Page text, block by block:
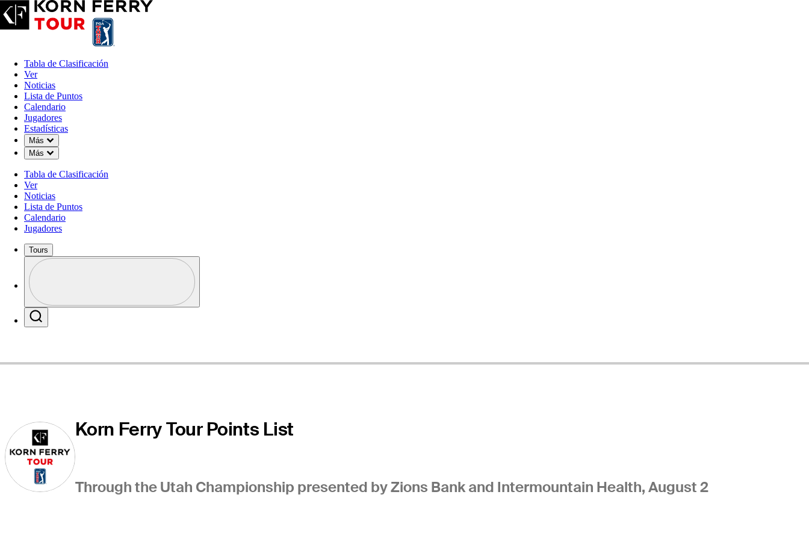
Tabla de Clasificación
Ver
Noticias
Lista de Puntos
Calendario
Jugadores
Estadísticas
Más
Down Chevron
Más
Down Chevron
Tabla de Clasificación
Ver
Noticias
Lista de Puntos
Calendario
Jugadores
Tours
Profile / PGA Tour Pass Logo
Sitio Web
Korn Ferry Tour Points List
Through the Utah Championship presented by Zions Bank and Intermountain Health, August 2